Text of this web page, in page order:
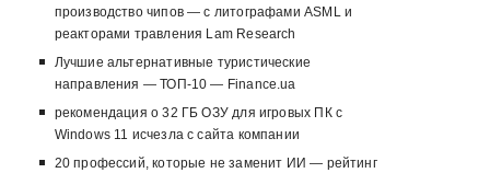
производство чипов — с литографами ASML и
реакторами травления Lam Research
Лучшие альтернативные туристические
направления — ТОП-10 — Finance.ua
рекомендация о 32 ГБ ОЗУ для игровых ПК с
Windows 11 исчезла с сайта компании
20 профессий, которые не заменит ИИ — рейтинг